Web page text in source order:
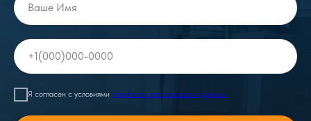
Ваше Имя
+1(000)000-0000
Я согласен с условиями обработки персональных данных